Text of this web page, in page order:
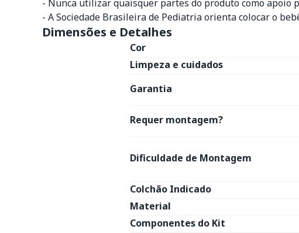
- Nunca utilizar quaisquer partes do produto como apoio
- A Sociedade Brasileira de Pediatria orienta colocar o
Dimensões e Detalhes
Cor
Limpeza e cuidados
Garantia
Requer montagem?
Dificuldade de Montagem
Colchão Indicado
Material
Componentes do Kit